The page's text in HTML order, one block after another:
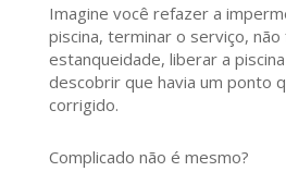
Imagine você refazer a
piscina, terminar o serviço,
estanqueidade, liberar a
descobrir que havia um ponto
corrigido.
Complicado não é mesmo?